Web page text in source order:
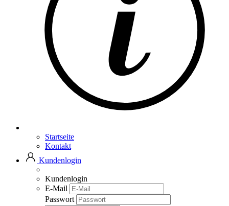
Startseite
Kontakt
Kundenlogin
Kundenlogin
E-Mail
Passwort